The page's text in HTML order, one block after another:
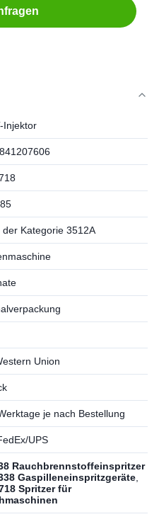
Injektor
der Kategorie 3512A
Union
je nach Bestellung
UPS
Rauchbrennstoffeinspritzer
Gaspilleneinspritzgeräte
Spritzer für